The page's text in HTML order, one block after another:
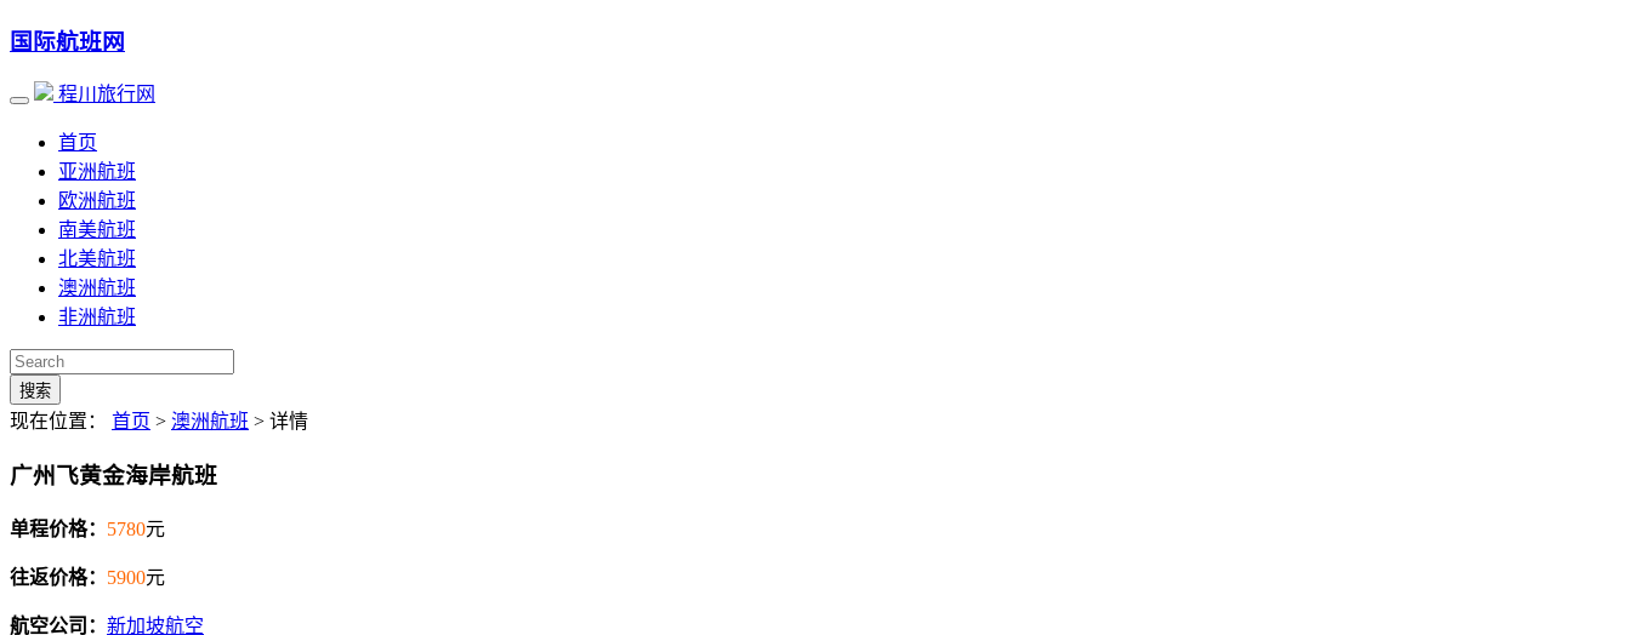
国际航班网
程川旅行网
首页
亚洲航班
欧洲航班
南美航班
北美航班
澳洲航班
非洲航班
搜索
现在位置： 首页 > 澳洲航班 > 详情
广州飞黄金海岸航班
单程价格： 5780元
往返价格： 5900元
航空公司： 新加坡航空